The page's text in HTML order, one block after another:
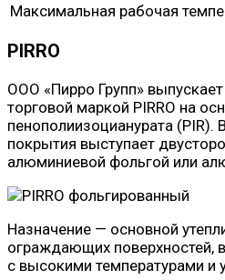
Максимальная рабочая
PIRRO
ООО «Пирро Групп» выпускает
торговой маркой PIRRO на
пенополиизоцианурата
покрытия выступает
алюминиевой фольгой или
Назначение — основной
ограждающих поверхностей,
с высокими температурами и